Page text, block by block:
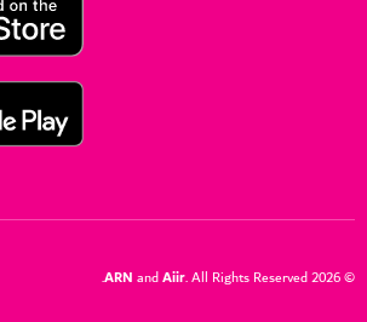
© 2026
ARN andAiir. All Rights Reserved.